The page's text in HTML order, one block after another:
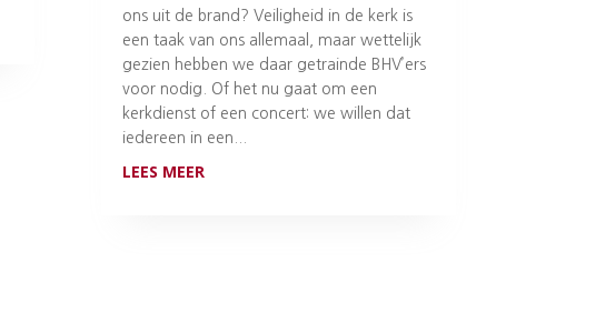
ons uit de brand? Veiligheid in de kerk is
een taak van ons allemaal, maar wettelijk
gezien hebben we daar getrainde BHV’ers
voor nodig. Of het nu gaat om een
kerkdienst of een concert: we willen dat
iedereen in een...
LEES MEER